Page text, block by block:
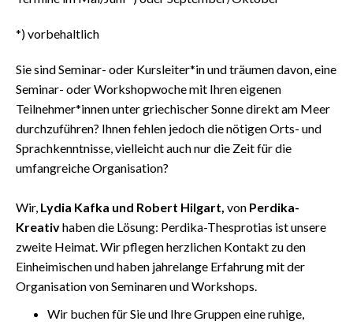
*) vorbehaltlich
Sie sind Seminar- oder Kursleiter*in und träumen davon, eine
Seminar- oder Workshopwoche mit Ihren eigenen
Teilnehmer*innen unter griechischer Sonne direkt am Meer
durchzuführen? Ihnen fehlen jedoch die nötigen Orts- und
Sprachkenntnisse, vielleicht auch nur die Zeit für die
umfangreiche Organisation?
Wir, Lydia Kafka und Robert Hilgart, von Perdika-
Kreativhaben die Lösung: Perdika-Thesprotias ist unsere
zweite Heimat. Wir pflegen herzlichen Kontakt zu den
Einheimischen und haben jahrelange Erfahrung mit der
Organisation von Seminaren und Workshops.
Wir buchen für Sie und Ihre Gruppen eine ruhige,